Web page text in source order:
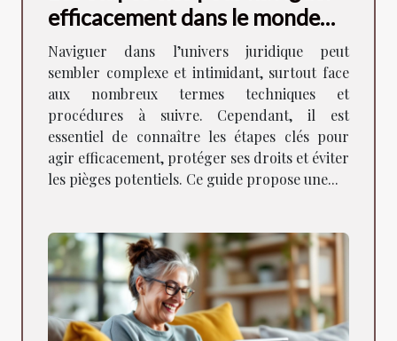
efficacement dans le monde
juridique
Naviguer dans l’univers juridique peut
sembler complexe et intimidant, surtout face
aux nombreux termes techniques et
procédures à suivre. Cependant, il est
essentiel de connaître les étapes clés pour
agir efficacement, protéger ses droits et éviter
les pièges potentiels. Ce guide propose une...